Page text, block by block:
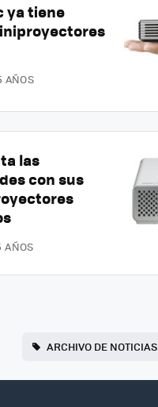
ya tiene
AÑOS
las
con sus
AÑOS
ARCHIVO DE NOTICIAS